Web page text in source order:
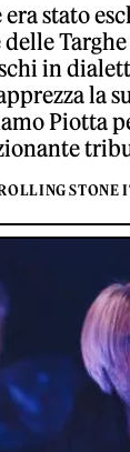
stato
delle
in
la
Piotta
STONE